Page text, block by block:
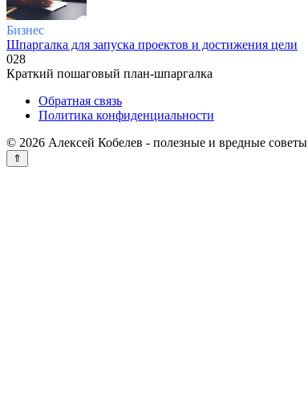
Бизнес
Шпаргалка для запуска проектов и достижения цели
028
Краткий пошаговый план-шпаргалка
Обратная связь
Политика конфиденциальности
© 2026 Алексей Кобелев - полезные и вредные советы